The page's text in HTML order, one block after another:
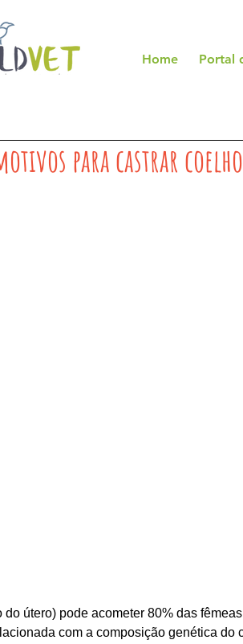
Home Portal
para castrar
do útero) pode acometer 80% das
com a composição genética do